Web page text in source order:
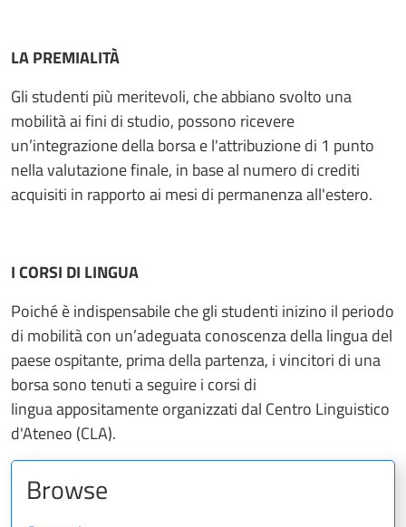
LA PREMIALITÀ
Gli studenti più meritevoli, che abbiano svolto una
mobilità ai fini di studio, possono ricevere
un’integrazione della borsa e l'attribuzione di 1 punto
nella valutazione finale, in base al numero di crediti
acquisiti in rapporto ai mesi di permanenza all'estero.
I CORSI DI LINGUA
Poiché è indispensabile che gli studenti inizino il periodo
di mobilità con un’adeguata conoscenza della lingua del
paese ospitante, prima della partenza, i vincitori di una
borsa sono tenuti a seguire i corsi di
lingua appositamente organizzati dal Centro Linguistico
d'Ateneo (CLA).
Browse